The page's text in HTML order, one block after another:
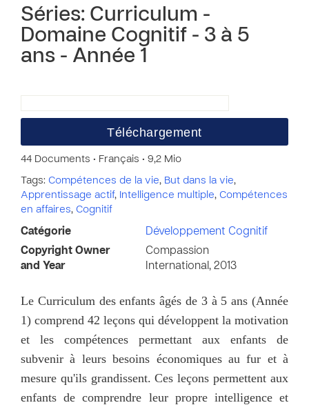
Séries: Curriculum -
Domaine Cognitif - 3 à 5
ans - Année 1
Téléchargement
44 Documents • Français • 9,2 Mio
Tags: Compétences de la vie, But dans la vie,
Apprentissage actif, Intelligence multiple, Compétences
en affaires, Cognitif
Catégorie
Développement Cognitif
Copyright Owner
and Year
Compassion
International, 2013
Le Curriculum des enfants âgés de 3 à 5 ans (Année
1) comprend 42 leçons qui développent la motivation
et les compétences permettant aux enfants de
subvenir à leurs besoins économiques au fur et à
mesure qu'ils grandissent. Ces leçons permettent aux
enfants de comprendre leur propre intelligence et